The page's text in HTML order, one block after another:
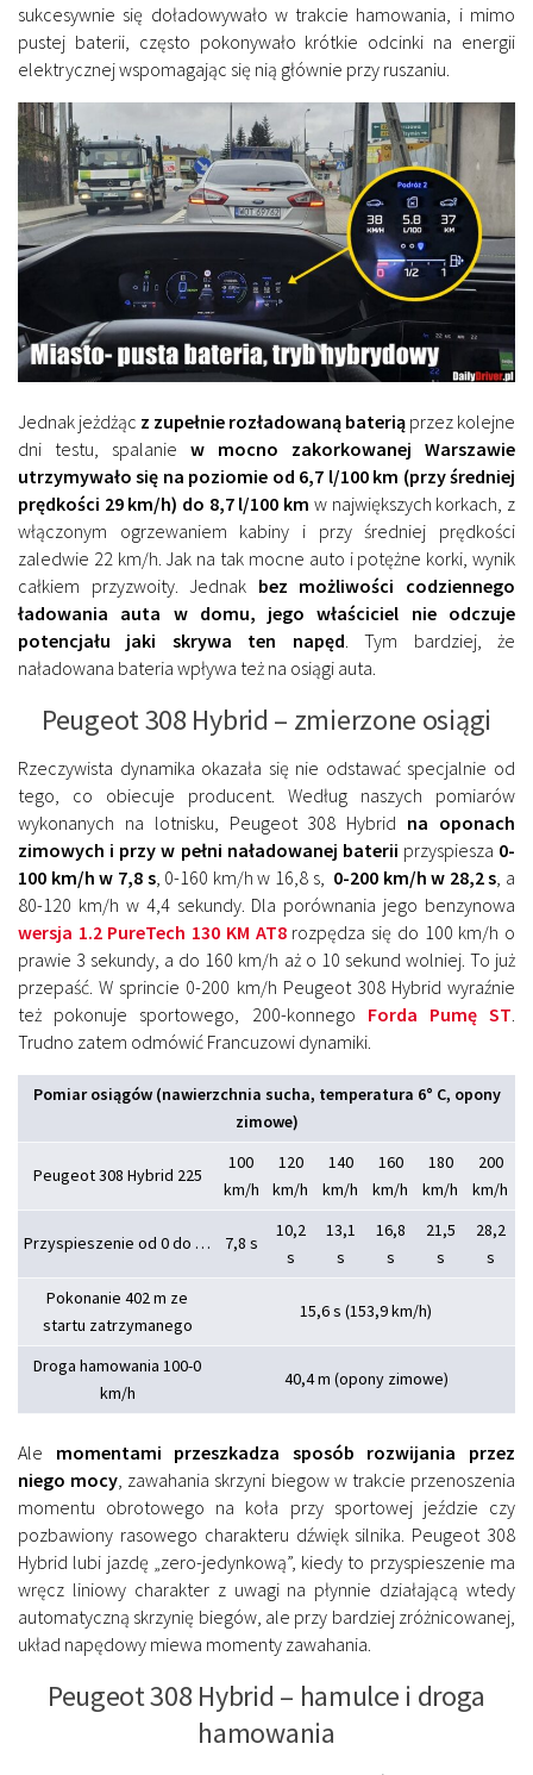
sukcesywnie się doładowywało w trakcie hamowania, i mimo
pustej baterii, często pokonywało krótkie odcinki na energii
elektrycznej wspomagając się nią głównie przy ruszaniu.
Jednak jeżdżąc z zupełnie rozładowaną baterią przez kolejne
dni testu, spalanie w mocno zakorkowanej Warszawie
utrzymywało się na poziomie od 6,7 l/100 km (przy średniej
prędkości 29 km/h) do 8,7 l/100 km w największych korkach, z
włączonym ogrzewaniem kabiny i przy średniej prędkości
zaledwie 22 km/h. Jak na tak mocne auto i potężne korki, wynik
całkiem przyzwoity. Jednak bez możliwości codziennego
ładowania auta w domu, jego właściciel nie odczuje
potencjału jaki skrywa ten napęd . Tym bardziej, że
naładowana bateria wpływa też na osiągi auta.
Peugeot 308 Hybrid – zmierzone osiągi
Rzeczywista dynamika okazała się nie odstawać specjalnie od
tego, co obiecuje producent. Według naszych pomiarów
wykonanych na lotnisku, Peugeot 308 Hybrid na oponach
zimowych i przy w pełni naładowanej baterii przyspiesza 0-
100 km/h w 7,8 s, 0-160 km/h w 16,8 s, 0-200 km/h w 28,2 s , a
80-120 km/h w 4,4 sekundy. Dla porównania jego benzynowa
wersja 1.2 PureTech 130 KM AT8rozpędza się do 100 km/h o
prawie 3 sekundy, a do 160 km/h aż o 10 sekund wolniej. To już
przepaść. W sprincie 0-200 km/h Peugeot 308 Hybrid wyraźnie
też pokonuje sportowego, 200-konnego Forda Pumę ST
Trudno zatem odmówić Francuzowi dynamiki.
Pomiar osiągów (nawierzchnia sucha, temperatura 6° C, opony
zimowe)
Peugeot 308 Hybrid 225
100
km/h
120
km/h
140
km/h
160
km/h
180
km/h
200
km/h
Przyspieszenie od 0 do … 7,8 s
10,2
s
13,1
s
16,8
s
21,5
s
28,2
s
Pokonanie 402 m ze
startu zatrzymanego
15,6 s (153,9 km/h)
Droga hamowania 100-0
km/h
40,4 m (opony zimowe)
Ale momentami przeszkadza sposób rozwijania przez
niego mocy , zawahania skrzyni biegow w trakcie przenoszenia
momentu obrotowego na koła przy sportowej jeździe czy
pozbawiony rasowego charakteru dźwięk silnika. Peugeot 308
Hybrid lubi jazdę „zero-jedynkową”, kiedy to przyspieszenie ma
wręcz liniowy charakter z uwagi na płynnie działającą wtedy
automatyczną skrzynię biegów, ale przy bardziej zróżnicowanej,
układ napędowy miewa momenty zawahania.
Peugeot 308 Hybrid – hamulce i droga
hamowania